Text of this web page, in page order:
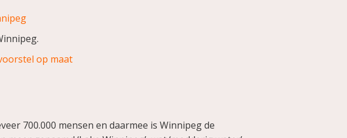
op maat
700.000 mensen en daarmee is Winnipeg de